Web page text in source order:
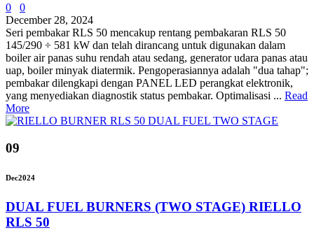
0
0
December 28, 2024
Seri pembakar RLS 50 mencakup rentang pembakaran RLS 50
145/290 ÷ 581 kW dan telah dirancang untuk digunakan dalam
boiler air panas suhu rendah atau sedang, generator udara panas atau
uap, boiler minyak diatermik. Pengoperasiannya adalah "dua tahap";
pembakar dilengkapi dengan PANEL LED perangkat elektronik,
yang menyediakan diagnostik status pembakar. Optimalisasi ... Read
More
09
Dec2024
DUAL FUEL BURNERS (TWO STAGE) RIELLO
RLS 50